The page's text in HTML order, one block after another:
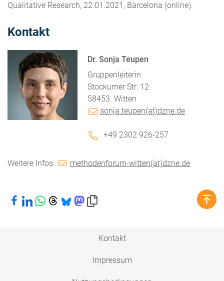
Qualitative Research, 22.01.2021, Barcelona (online).
Kontakt
Dr. Sonja Teupen
Gruppenleiterin
Stockumer Str. 12
58453 Witten
sonja.teupen(at)dzne.de
+49 2302 926-257
Weitere Infos: methodenforum-witten(at)dzne.de
Bei Facebook teilen
Bei LinkedIn teilen
Bei WhatsApp teilen
Bei Threads teilen
Bei Bluesky teilen
Bei Mastodon teilen
Link in die Zwischenablage kopieren
Kontakt
Impressum